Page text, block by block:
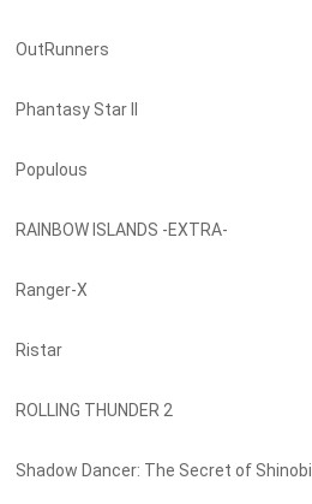
OutRunners
Phantasy Star II
Populous
RAINBOW ISLANDS -EXTRA-
Ranger-X
Ristar
ROLLING THUNDER 2
Shadow Dancer: The Secret of Shinobi